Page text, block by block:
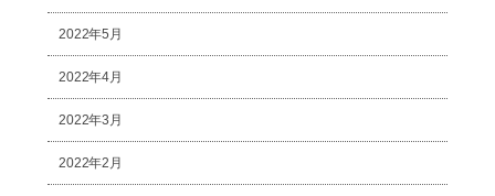
2022年5月
2022年4月
2022年3月
2022年2月